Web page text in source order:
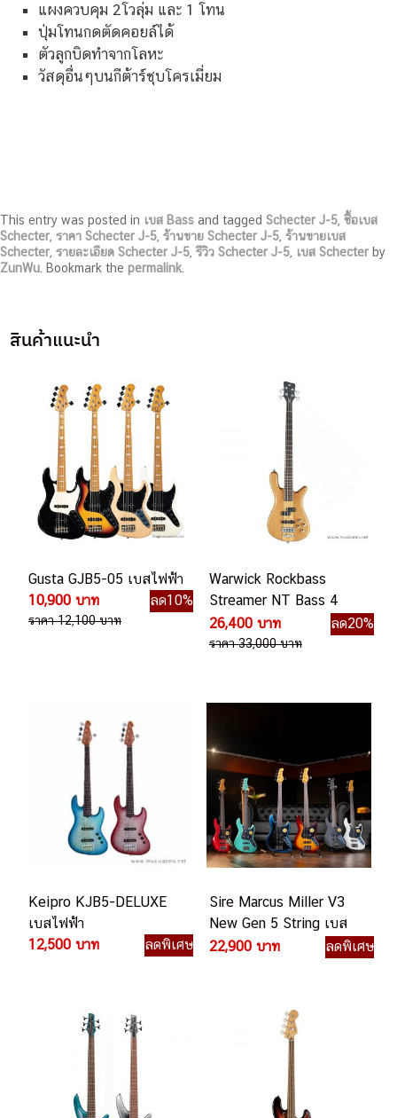
แผงควบคุม 2โวลุ่ม และ 1 โทน
ปุ่มโทนกดตัดคอยล์ได้
ตัวลูกบิดทำจากโลหะ
วัสดุอื่นๆบนกีต้าร์ชุบโครเมี่ยม
This entry was posted in เบส Bass and tagged Schecter J-5 ซื้อเบส
Schecter ราคา Schecter J-5 ร้านขาย Schecter J-5 ร้านขายเบส
Schecter รายละเอียด Schecter J-5 ,รีวิว Schecter J-5 เบส Schecter by
ZunWu . Bookmark the permalink
สินค้าแนะนำ
Gusta GJB5-05 เบสไฟฟ้า
10,900 บาท
ลด10%
ราคา 12,100 บาท
Warwick Rockbass
Streamer NT Bass 4
Strings
26,400 บาท ลด20%
ราคา 33,000 บาท
Keipro KJB5-DELUXE
เบสไฟฟ้า
12,500 บาท
ลดพิเศษ
Sire Marcus Miller V3
New Gen 5 String เบส
ไฟฟ้า
22,900 บาท ลดพิเศษ